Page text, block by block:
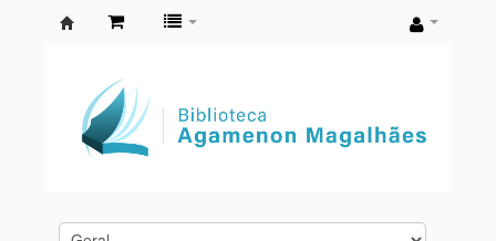
Agamenon
Magalhães